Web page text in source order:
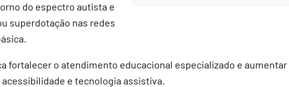
do espectro autista e
superdotação nas redes
fortalecer o atendimento educacional especializado e aumentar
e tecnologia assistiva.